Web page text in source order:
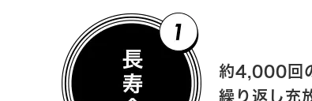
約4,000回
繰り返し充